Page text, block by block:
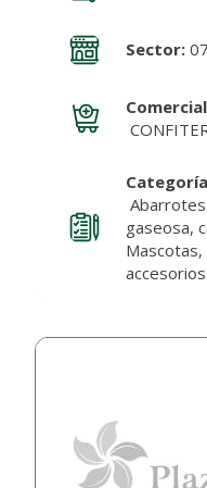
Sector:07
gaseosa,
accesorios.